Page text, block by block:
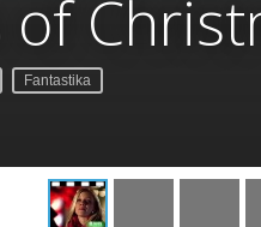
of
Fantastika